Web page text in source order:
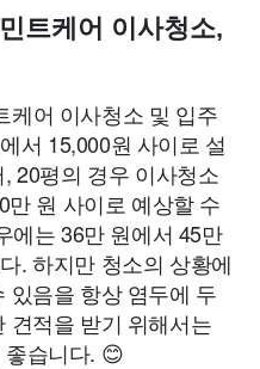
트케어 이사청소,
케어 이사청소 및 입주
서 15,000원 사이로 설
20평의 경우 이사청소
원 사이로 예상할 수
에는 36만 원에서 45만
. 하지만 청소의 상황에
있음을 항상 염두에 두
견적을 받기 위해서는
습니다. 😊